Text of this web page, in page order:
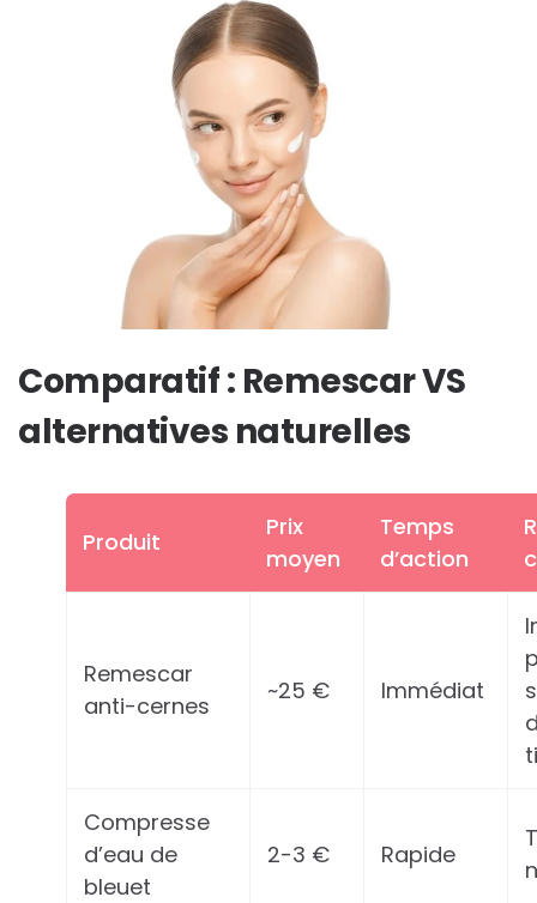
Comparatif : Remescar VS
alternatives naturelles
Produit
Prix
moyen
Temps
d’action
Remescar
anti-cernes
~25 € Immédiat
Compresse
d’eau de
bleuet
2-3 € Rapide